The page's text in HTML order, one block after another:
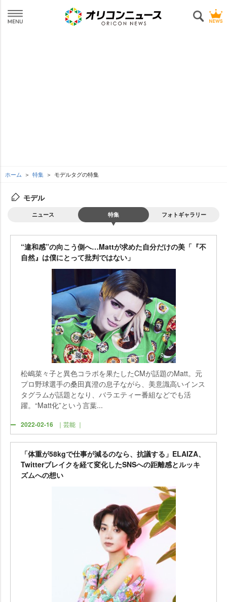
ホーム 特集 モデルタグの特集
モデル
ニュース 特集 フォトギャラリー
“違和感”の向こう側へ…Mattが求めた自分だけの美「『不
自然』は僕にとって批判ではない」
松嶋菜々子と異色コラボを果たしたCMが話題のMatt。元
プロ野球選手の桑田真澄の息子ながら、美意識高いインス
タグラムが話題となり、バラエティー番組などでも活
躍。“Matt化”という言葉...
2022-02-16 ｜芸能 ｜
「体重が58kgで仕事が減るのなら、抗議する」ELAIZA、
Twitterブレイクを経て変化したSNSへの距離感とルッキ
ズムへの想い